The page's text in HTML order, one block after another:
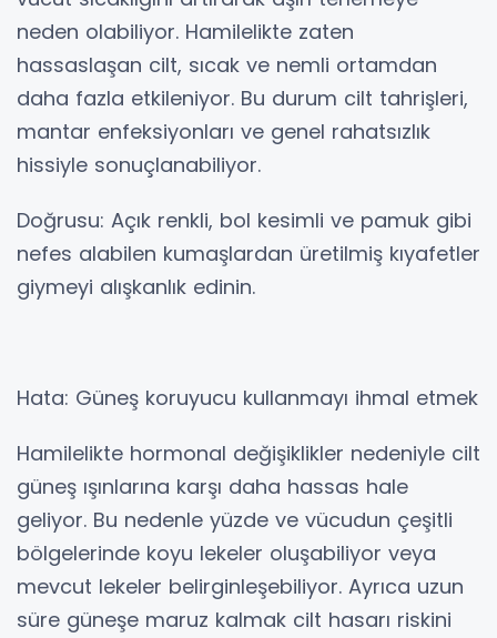
neden olabiliyor. Hamilelikte zaten
hassaslaşan cilt, sıcak ve nemli ortamdan
daha fazla etkileniyor. Bu durum cilt tahrişleri,
mantar enfeksiyonları ve genel rahatsızlık
hissiyle sonuçlanabiliyor.
Doğrusu: Açık renkli, bol kesimli ve pamuk gibi
nefes alabilen kumaşlardan üretilmiş kıyafetler
giymeyi alışkanlık edinin.
Hata: Güneş koruyucu kullanmayı ihmal etmek
Hamilelikte hormonal değişiklikler nedeniyle cilt
güneş ışınlarına karşı daha hassas hale
geliyor. Bu nedenle yüzde ve vücudun çeşitli
bölgelerinde koyu lekeler oluşabiliyor veya
mevcut lekeler belirginleşebiliyor. Ayrıca uzun
süre güneşe maruz kalmak cilt hasarı riskini